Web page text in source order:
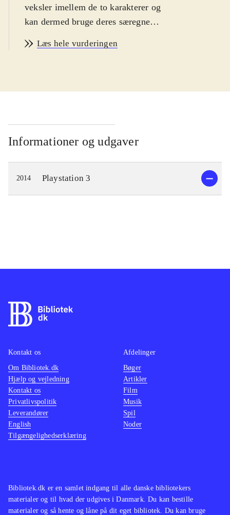
veksler imellem de to karakterer og
kan dermed bruge deres særegne
af genren japansk rollespil. Fra 12 år
Cas og Delta finde en magisk sang.
vil forhindre dem i at opnå det. De
bliver taget til fange af Zir, der leder
Genomirai kirken og er ved at lave
en farlig magisk sang. Gameplay
minder om det fra andre spil i
genren. Man bevæger sig rundt og
kende og forstår opgaven der skal
våben er magiske sange, der øger
chancen for at klare modstanderne
byder på et gennemført mytologisk
mangaunivers. Historien er dog
forholdsvis kompleks, så man skal
bruge tid på at forstå den for at få det
fulde udbytte og affinde sig med
mange lange dialoger. Pegi er 16 og
der er ikon for sex, hvilket dog er ret
serierne Final fantasy og Dragon
quest. Ni no Kuni er et eksempel på
Læs hele vurderingen
Informationer og udgaver
2014 Playstation 3
Bibliotek.dk er en samlet indgang til alle danske bibliotekers
materialer og til hvad der udgives i Danmark. Du kan bestille
materialer og så hente og låne på dit eget bibliotek. Du kan bruge
Kontakt os
Om Bibliotek.dk
Hjælp og vejledning
Kontakt os
Privatlivspolitik
Leverandører
English
Tilgængelighedserklæring
Afdelinger
Bøger
Artikler
Film
Musik
Spil
Noder